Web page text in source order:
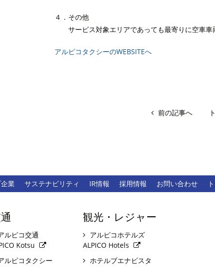
４．その他
サービス対象エリアであっても最寄りに空車車
アルピコタクシーのWEBSITEへ
前の記事へ
業 サステナビリティ IR情報 採用情報 お問い合わせ
ルピコ交通
Kotsu
ルピコタクシー
観光・レジャー
アルピコホテルズ
ALPICO Hotels
ホテルブエナビスタ